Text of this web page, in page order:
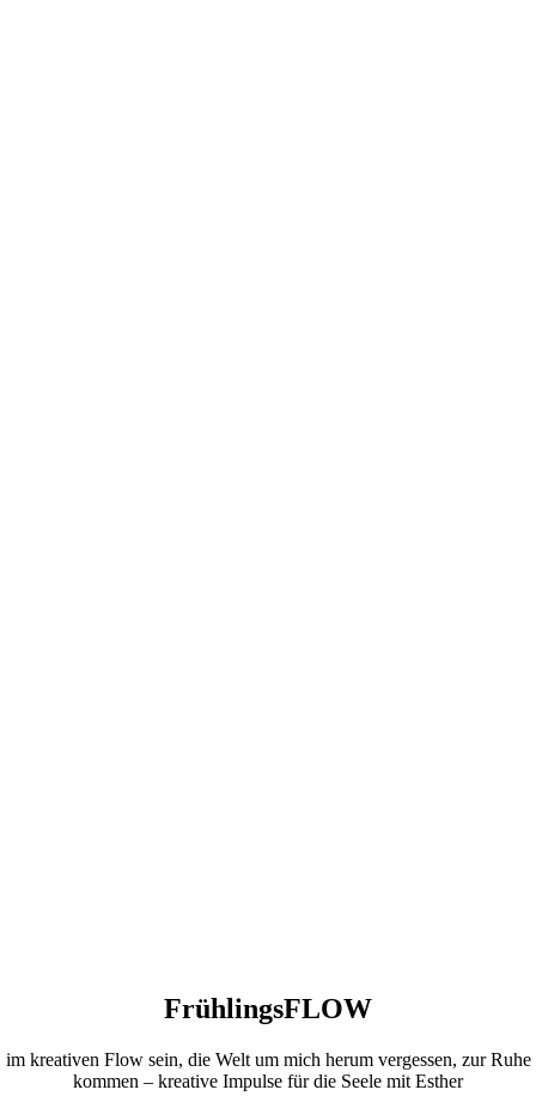
FrühlingsFLOW
im kreativen Flow sein, die Welt um mich herum vergessen, zur Ruhe
kommen – kreative Impulse für die Seele mit Esther